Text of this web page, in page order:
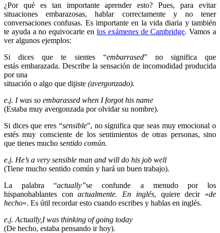
¿Por qué es tan importante aprender esto? Pues, para evitar
situaciones embarazosas, hablar correctamente y no tener
conversaciones confusas. Es importante en la vida diaria y también
te ayuda a no equivocarte en los exámenes de Cambridge. Vamos a
ver algunos ejemplos:
Si dices que te sientes “embarrased” no significa que
estás embarazada. Describe la sensación de incomodidad producida
por una
situación o algo que dijiste (avergonzado).
e.j. I was so embarassed when I forgot his name
(Estaba muy avergonzada por olvidar su nombre).
Si dices que eres “sensible”, no significa que seas muy emocional o
estés muy consciente de los sentimientos de otras personas, sino
que tienes mucho sentido común.
e.j. He’s a very sensible man and will do his job well
(Tiene mucho sentido común y hará un buen trabajo).
La palabra “actually”se confunde a menudo por los
hispanohablantes conactualmente. En inglés, quiere decir «de
hecho«. Es útil recordar esto cuando escribes y hablas en inglés.
e.j. Actually,I was thinking of going today
(De hecho, estaba pensando ir hoy).